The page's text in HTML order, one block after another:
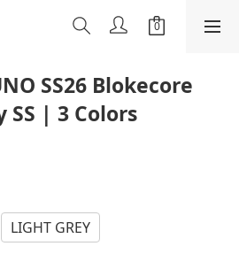
SS26 Blokecore
SS | 3 Colors
LIGHT GREY